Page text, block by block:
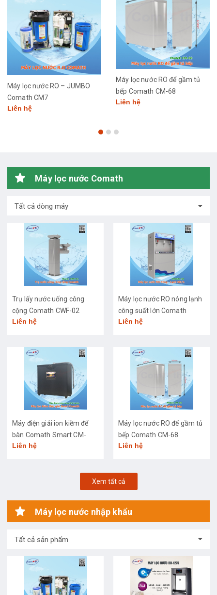
Máy lọc nước RO – JUMBO
Comath CM7
Liên hệ
Máy lọc nước RO để gầm tủ
bếp Comath CM-68
Liên hệ
Máy lọc nước Comath
Tất cả dòng máy
Trụ lấy nước uống công
cộng Comath CWF-02
Liên hệ
Máy lọc nước RO nóng lạnh
công suất lớn Comath
CM2681-50
Liên hệ
Máy điện giải ion kiềm để
bàn Comath Smart CM-
3668
Liên hệ
Máy lọc nước RO để gầm tủ
bếp Comath CM-68
Liên hệ
Xem tất cả
Máy lọc nước nhập khẩu
Tất cả sản phẩm